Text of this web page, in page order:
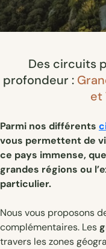
Des circuits
profondeur :
et
Parmi nos différents
vous permettent de
ce pays immense,
grandes régions ou
particulier.
Nous vous proposons
complémentaires. Les
travers les zones